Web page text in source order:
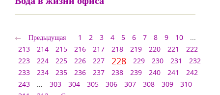
Предыдущая 1 2 3 4 5 6 7 8 9 10
...
213
214 215 216 217 218 219 220 221
222
223
224 225 226 227 228 229 230 231
232
233
234 235 236 237 238 239 240 241
242
243
... 303 304 305 306 307 308 309
310